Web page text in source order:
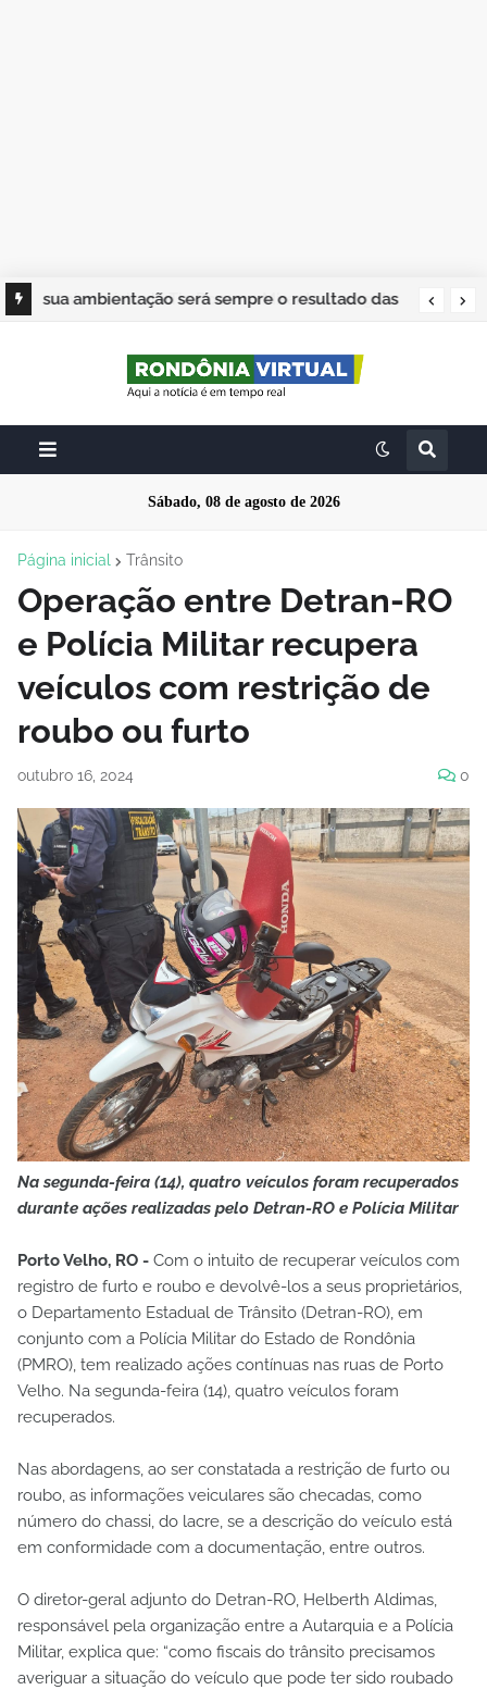
sua ambientação será sempre o resultado das
Sábado, 08 de agosto de 2026
Página inicial Trânsito
Operação entre Detran-RO
e Polícia Militar recupera
veículos com restrição de
roubo ou furto
outubro 16, 2024 0
Na segunda-feira (14), quatro veículos foram recuperados
durante ações realizadas pelo Detran-RO e Polícia Militar
Porto Velho, RO - Com o intuito de recuperar veículos com
registro de furto e roubo e devolvê-los a seus proprietários,
o Departamento Estadual de Trânsito (Detran-RO), em
conjunto com a Polícia Militar do Estado de Rondônia
(PMRO), tem realizado ações contínuas nas ruas de Porto
Velho. Na segunda-feira (14), quatro veículos foram
recuperados.
Nas abordagens, ao ser constatada a restrição de furto ou
roubo, as informações veiculares são checadas, como
número do chassi, do lacre, se a descrição do veículo está
em conformidade com a documentação, entre outros.
O diretor-geral adjunto do Detran-RO, Helberth Aldimas,
responsável pela organização entre a Autarquia e a Polícia
Militar, explica que: “como fiscais do trânsito precisamos
averiguar a situação do veículo que pode ter sido roubado